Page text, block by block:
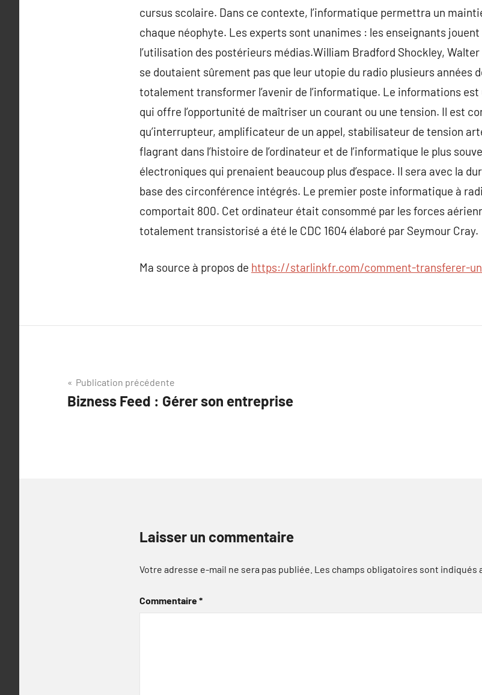
cursus scolaire. Dans ce contexte, l’informatique permettra un
chaque néophyte. Les experts sont unanimes : les enseignants
l’utilisation des postérieurs médias.William Bradford Shockley,
se doutaient sûrement pas que leur utopie du radio plusieurs années
totalement transformer l’avenir de l’informatique. Le informations
qui offre l’opportunité de maîtriser un courant ou une tension. Il est
qu’interrupteur, amplificateur de un appel, stabilisateur de tension
flagrant dans l’histoire de l’ordinateur et de l’informatique le plus
électroniques qui prenaient beaucoup plus d’espace. Il sera avec la
base des circonférence intégrés. Le premier poste informatique à
comportait 800. Cet ordinateur était consommé par les forces
totalement transistorisé a été le CDC 1604 élaboré par Seymour Cray.
Ma source à propos de https://starlinkfr.com/comment-transferer-
Navigation
de
Publication précédente
Bizness Feed : Gérer son entreprise
Laisser un commentaire
Votre adresse e-mail ne sera pas publiée. Les champs obligatoires sont indiqués
Commentaire*